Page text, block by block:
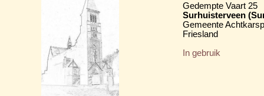
Gedempte Vaart 25
Surhuisterveen
Gemeente
Friesland
In gebruik